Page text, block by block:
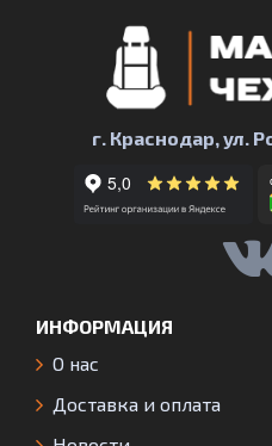
г. Краснодар, ул.
ИНФОРМАЦИЯ
О нас
Доставка и оплата